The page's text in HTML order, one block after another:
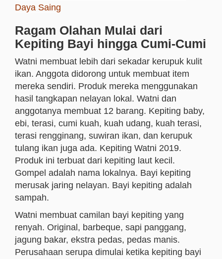
Daya Saing
Ragam Olahan Mulai dari
Kepiting Bayi hingga Cumi-Cumi
Watni membuat lebih dari sekadar kerupuk kulit
ikan. Anggota didorong untuk membuat item
mereka sendiri. Produk mereka menggunakan
hasil tangkapan nelayan lokal. Watni dan
anggotanya membuat 12 barang. Kepiting baby,
ebi, terasi, cumi kuah, kuah udang, kuah terasi,
terasi rengginang, suwiran ikan, dan kerupuk
tulang ikan juga ada. Kepiting Watni 2019.
Produk ini terbuat dari kepiting laut kecil.
Gompel adalah nama lokalnya. Bayi kepiting
merusak jaring nelayan. Bayi kepiting adalah
sampah.
Watni membuat camilan bayi kepiting yang
renyah. Original, barbeque, sapi panggang,
jagung bakar, ekstra pedas, pedas manis.
Perusahaan serupa dimulai ketika kepiting bayi